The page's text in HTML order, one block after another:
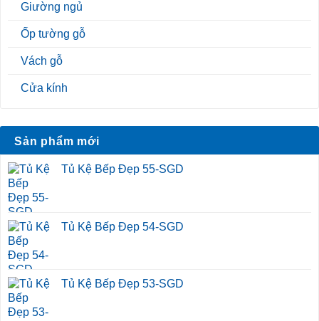
Giường ngủ
Ốp tường gỗ
Vách gỗ
Cửa kính
Sản phẩm mới
Tủ Kệ Bếp Đẹp 55-SGD
Tủ Kệ Bếp Đẹp 54-SGD
Tủ Kệ Bếp Đẹp 53-SGD